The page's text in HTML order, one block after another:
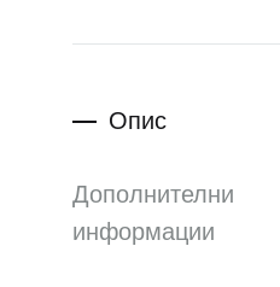
Опис
Дополнителни
информации